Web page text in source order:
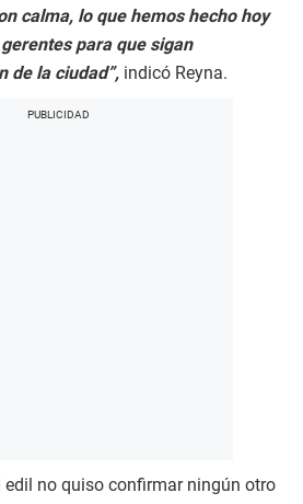
calma, lo que hemos hecho hoy
para que sigan
de la ciudad”, indicó Reyna.
no quiso confirmar ningún otro